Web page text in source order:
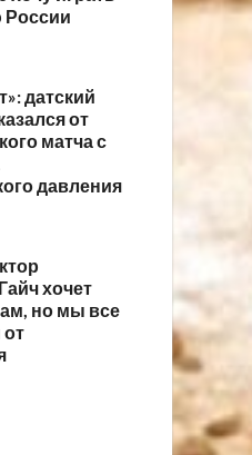
России
датский
от
матча с
давления
хочет
но мы все
от